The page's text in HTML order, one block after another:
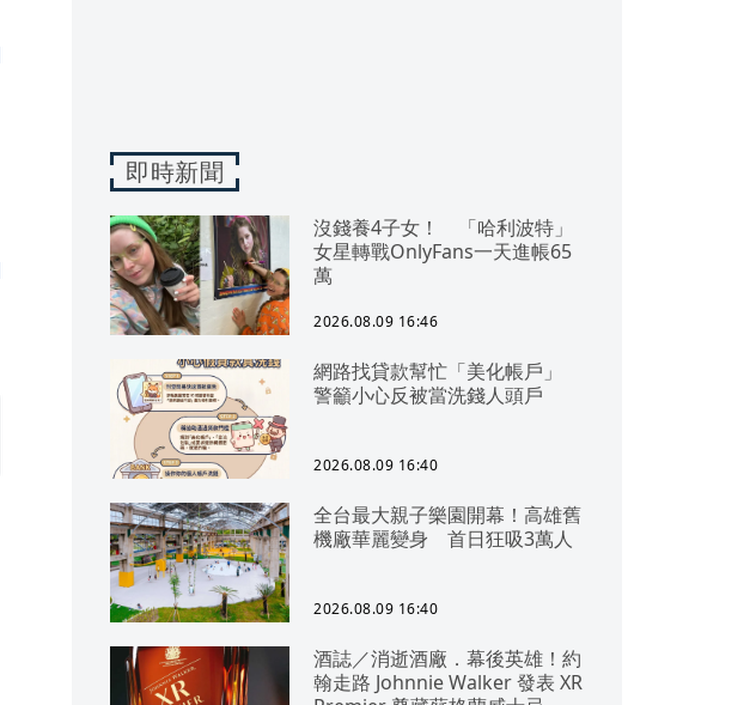
即時新聞
沒錢養4子女！ 「哈利波特」
女星轉戰OnlyFans一天進帳65
萬
2026.08.09 16:46
網路找貸款幫忙「美化帳戶」
警籲小心反被當洗錢人頭戶
2026.08.09 16:40
全台最大親子樂園開幕！高雄舊
機廠華麗變身 首日狂吸3萬人
2026.08.09 16:40
酒誌／消逝酒廠．幕後英雄！約
翰走路 Johnnie Walker 發表 XR